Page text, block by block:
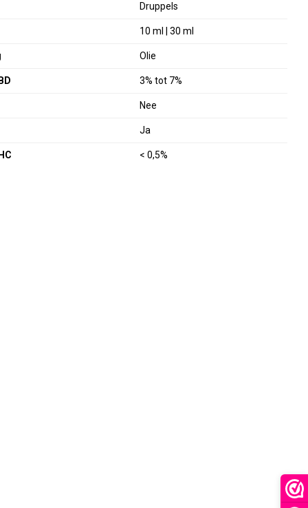
Druppels
10 ml | 30 ml
Olie
3% tot 7%
Nee
Ja
< 0,5%